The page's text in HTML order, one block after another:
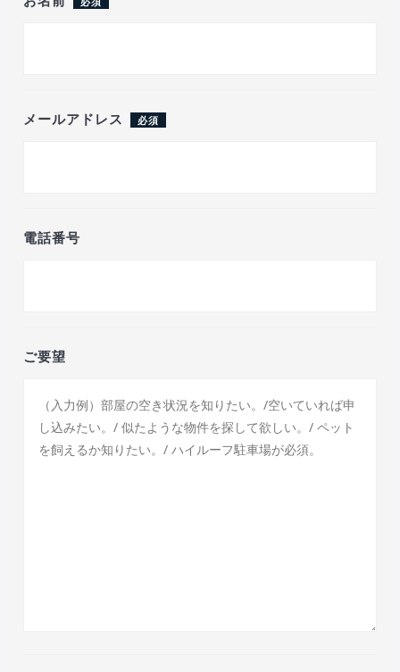
メールアドレス 必須
電話番号
ご要望